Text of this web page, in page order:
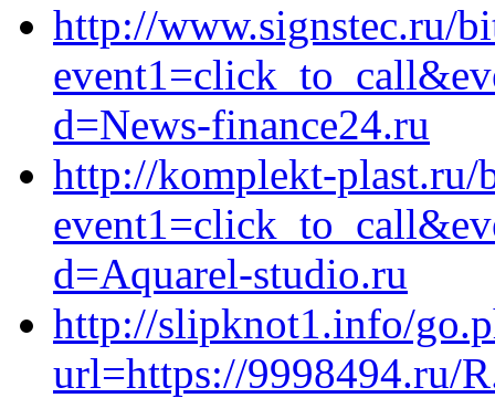
http://www.signstec.ru/
d=News-finance24.ru
http://komplekt-plast.ru/
d=Aquarel-studio.ru
http://slipknot1.info/
url=https://9998494.ru/